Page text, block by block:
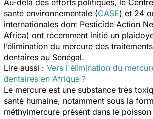
Au-delà des efforts politiques, le
santé environnementale (CASE) et 24
internationales dont Pesticide Action
Africa) ont récemment initié un
l’élimination du mercure des
dentaires au Sénégal.
Lire aussi : Vers l'élimination du
dentaires en Afrique ?
Le mercure est une substance très
santé humaine, notamment sous la
méthylmercure présent dans le